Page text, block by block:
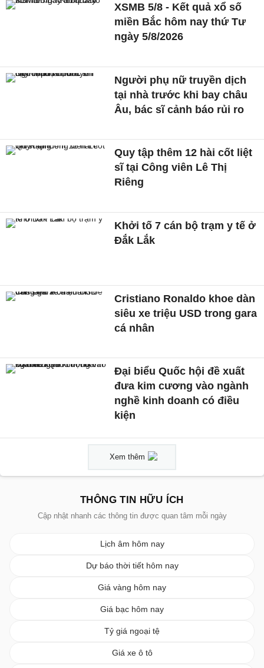
XSMB 5/8 - Kết quả xổ số
miền Bắc hôm nay thứ Tư
ngày 5/8/2026
Người phụ nữ truyền dịch
tại nhà trước khi bay châu
Âu, bác sĩ cảnh báo rủi ro
Quy tập thêm 12 hài cốt liệt
sĩ tại Công viên Lê Thị
Riêng
Khởi tố 7 cán bộ trạm y tế ở
Đắk Lắk
Cristiano Ronaldo khoe dàn
siêu xe triệu USD trong gara
cá nhân
Đại biểu Quốc hội đề xuất
đưa kim cương vào ngành
nghề kinh doanh có điều
kiện
Xem thêm
THÔNG TIN HỮU ÍCH
Cập nhật nhanh các thông tin được quan tâm mỗi ngày
Lịch âm hôm nay
Dự báo thời tiết hôm nay
Giá vàng hôm nay
Giá bạc hôm nay
Tỷ giá ngoại tệ
Giá xe ô tô